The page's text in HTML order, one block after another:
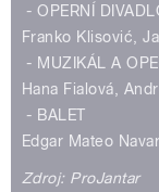
- OPERNÍ
Franko Klisović,
- MUZIKÁL A
Hana Fialová,
- BALET
Edgar Mateo
Zdroj: ProJantar